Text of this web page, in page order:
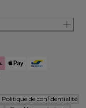
Politique de confidentialité